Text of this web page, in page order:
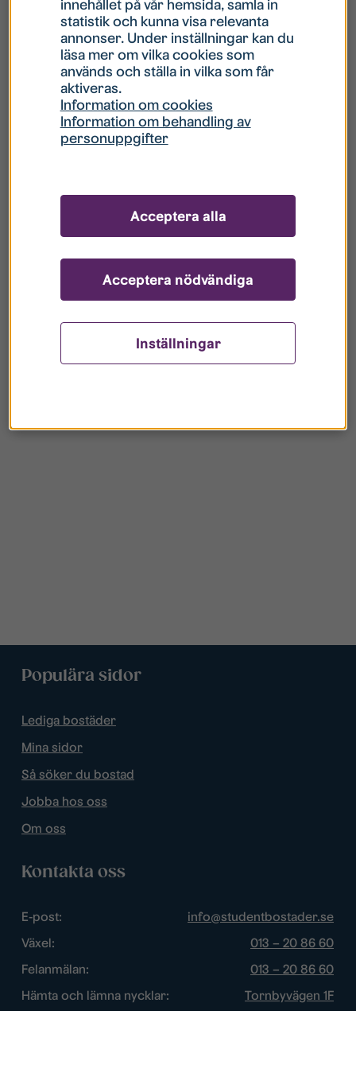
Hur gör jag om mitt konto är låst?
Hur gör jag när jag glömt mitt lösenord?
Vad innebär Gästkonto/Gästanvändare?
Populära sidor
Lediga bostäder
Mina sidor
Så söker du bostad
Jobba hos oss
Om oss
Kontakta oss
E-post:
info@studentbostader.se
Växel:
013 – 20 86 60
Felanmälan:
013 – 20 86 60
Hämta och lämna nycklar:
Tornbyvägen 1F
innehållet på vår hemsida, samla in
statistik och kunna visa relevanta
annonser. Under inställningar kan du
läsa mer om vilka cookies som
används och ställa in vilka som får
aktiveras.
Information om cookies
Information om behandling av
personuppgifter
Inställningar
Acceptera nödvändiga
Acceptera alla